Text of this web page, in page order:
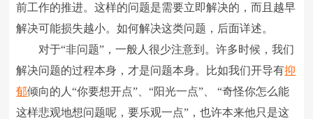
前工作的推进。这样的问题是需要立即解决的，而且越早
解决可能损失越小。如何解决这类问题，后面详述。
对于“非问题”，一般人很少注意到。许多时候，我们
解决问题的过程本身，才是问题本身。比如我们开导有抑
郁倾向的人“你要想开点”、“阳光一点”、 “奇怪你怎么能
这样悲观地想问题呢，要乐观一点”，也许本来他只是这